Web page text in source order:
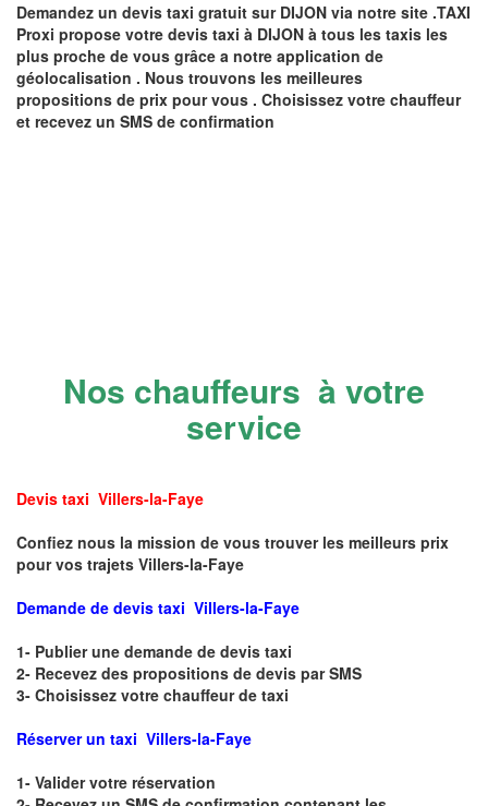
Demandez un devis taxi gratuit sur DIJON via notre site .TAXI
Proxi propose votre devis taxi à DIJON à tous les taxis les
plus proche de vous grâce a notre application de
géolocalisation . Nous trouvons les meilleures
propositions de prix pour vous . Choisissez votre chauffeur
et recevez un SMS de confirmation
Nos chauffeurs à votre
service
Devis taxi Villers-la-Faye
Confiez nous la mission de vous trouver les meilleurs prix
pour vos trajets Villers-la-Faye
Demande de devis taxi Villers-la-Faye
1- Publier une demande de devis taxi
2- Recevez des propositions de devis par SMS
3- Choisissez votre chauffeur de taxi
Réserver un taxi Villers-la-Faye
1- Valider votre réservation